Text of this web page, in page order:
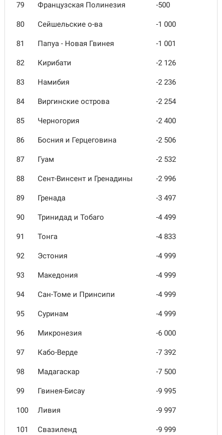
79 Французская Полинезия -500
80 Сейшельские о-ва -1 000
81 Папуа - Новая Гвинея -1 001
82 Кирибати -2 126
83 Намибия -2 236
84 Виргинские острова -2 254
85 Черногория -2 400
86 Босния и Герцеговина -2 506
87 Гуам -2 532
88 Сент-Винсент и Гренадины -2 996
89 Гренада -3 497
90 Тринидад и Тобаго -4 499
91 Тонга -4 833
92 Эстония -4 999
93 Македония -4 999
94 Сан-Томе и Принсипи -4 999
95 Суринам -4 999
96 Микронезия -6 000
97 Кабо-Верде -7 392
98 Мадагаскар -7 500
99 Гвинея-Бисау -9 995
100 Ливия -9 997
101 Свазиленд -9 999